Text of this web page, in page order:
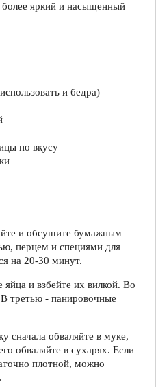
яркий и насыщенный
и бедра)
по вкусу
и обсушите бумажным
перцем и специями для
на 20-30 минут.
и взбейте их вилкой. Во
третью - панировочные
обваляйте в муке,
обваляйте в сухарях. Если
плотной, можно